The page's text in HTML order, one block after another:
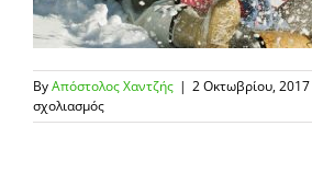
ByΑπόστολος Χαντζής | 2 Οκτωβρίου, 2017
σχολιασμόςστο
snak-